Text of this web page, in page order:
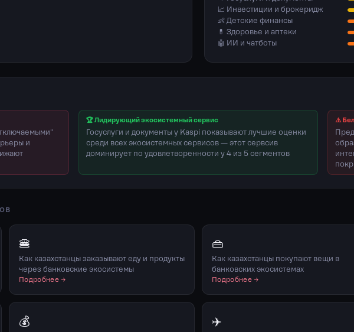
📈 Инвестиции и брокеридж
👶 Детские финансы
💊 Здоровье и аптеки
🤖 ИИ и чатботы
и
🏆 Лидирующий экосистемный сервис
Госуслуги и документы у Kaspi показывают лучшие оценки
среди всех экосистемных сервисов — этот сервсив
доминирует по удовлетворенности у 4 из 5 сегментов
⚠️
🍔
Как казахстанцы заказывают еду и продукты
через банковские экосистемы
Подробнее →
👜
Как казахстанцы покупают вещи в
банковских экосистемах
Подробнее →
💰 ✈️